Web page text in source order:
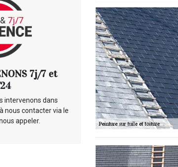
7j/7 et
intervenons dans
nous contacter via le
appeler.